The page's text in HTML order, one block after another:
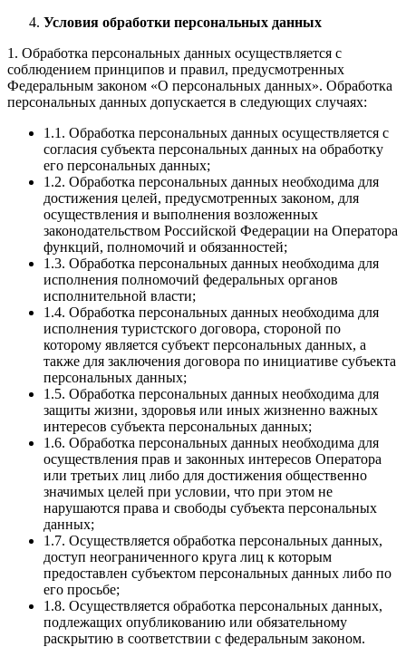
Условия обработки персональных данных
1. Обработка персональных данных осуществляется с
соблюдением принципов и правил, предусмотренных
Федеральным законом «О персональных данных». Обработка
персональных данных допускается в следующих случаях:
1.1. Обработка персональных данных осуществляется с
согласия субъекта персональных данных на обработку
его персональных данных;
1.2. Обработка персональных данных необходима для
достижения целей, предусмотренных законом, для
осуществления и выполнения возложенных
законодательством Российской Федерации на Оператора
функций, полномочий и обязанностей;
1.3. Обработка персональных данных необходима для
исполнения полномочий федеральных органов
исполнительной власти;
1.4. Обработка персональных данных необходима для
исполнения туристского договора, стороной по
которому является субъект персональных данных, а
также для заключения договора по инициативе субъекта
персональных данных;
1.5. Обработка персональных данных необходима для
защиты жизни, здоровья или иных жизненно важных
интересов субъекта персональных данных;
1.6. Обработка персональных данных необходима для
осуществления прав и законных интересов Оператора
или третьих лиц либо для достижения общественно
значимых целей при условии, что при этом не
нарушаются права и свободы субъекта персональных
данных;
1.7. Осуществляется обработка персональных данных,
доступ неограниченного круга лиц к которым
предоставлен субъектом персональных данных либо по
его просьбе;
1.8. Осуществляется обработка персональных данных,
подлежащих опубликованию или обязательному
раскрытию в соответствии с федеральным законом.